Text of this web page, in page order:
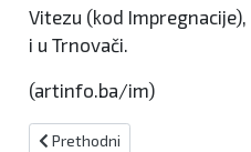
Vitezu (kod
i u Trnovači.
(artinfo.ba/im)
Prethodni članak: U Kiseljaku
Prethodni